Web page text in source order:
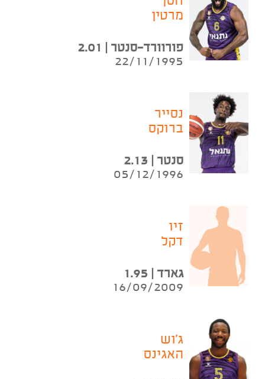
מרטין
פורוורד-סנטר | 2.01
22/11/1995
נסייר
ברוקס
סנטר | 2.13
05/12/1996
זיו
דקל
גארד | 1.95
16/09/2009
ג'וש
האגינס